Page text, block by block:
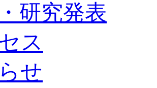
研究発表
ス
せ